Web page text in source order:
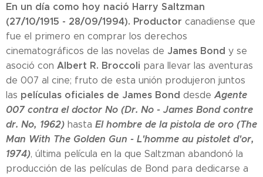
En un día como hoy nació Harry Saltzman
(27/10/1915 - 28/09/1994). Productor canadiense que
fue el primero en comprar los derechos
cinematográficos de las novelas de James Bond y se
asoció con Albert R. Broccoli para llevar las aventuras
de 007 al cine; fruto de esta unión produjeron juntos
las películas oficiales de James Bond desde Agente
007 contra el doctor No (Dr. No - James Bond contre
dr. No, 1962) hasta El hombre de la pistola de oro (The
Man With The Golden Gun - L'homme au pistolet d'or,
1974), última película en la que Saltzman abandonó la
producción de las películas de Bond para dedicarse a